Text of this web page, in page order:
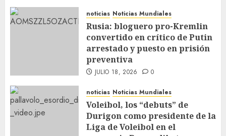
noticias Noticias Mundiales
Rusia: bloguero pro-Kremlin
convertido en crítico de Putin
arrestado y puesto en prisión
preventiva
JULIO 18, 2026 0
noticias Noticias Mundiales
Voleibol, los “debuts” de
Durigon como presidente de la
Liga de Voleibol en el